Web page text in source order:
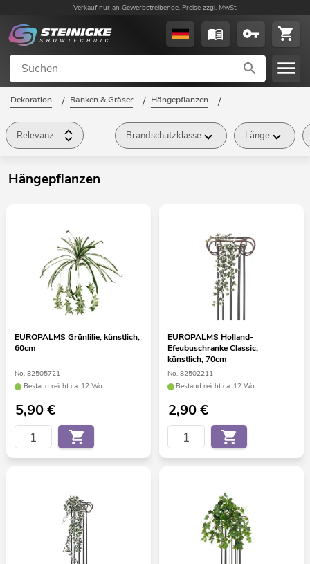
Verkauf nur an Gewerbetreibende. Preise zzgl. MwSt.
Dekoration / Ranken & Gräser / Hängepflanzen /
Relevanz Brandschutzklasse Länge
Hängepflanzen
EUROPALMS Grünlilie, künstlich,
60cm
No. 82505721
Bestand reicht ca. 12 Wo.
5,90€
EUROPALMS Holland-
Efeubuschranke Classic,
künstlich, 70cm
No. 82502211
Bestand reicht ca. 12 Wo.
2,90€